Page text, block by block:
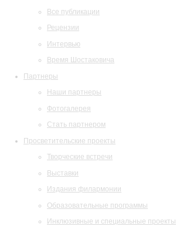
Все публикации
Рецензии
Интервью
Время Шостаковича
Партнеры
Наши партнеры
Фотогалерея
Стать партнером
Просветительские проекты
Творческие встречи
Выставки
Издания филармонии
Образовательные программы
Инклюзивные и специальные проекты